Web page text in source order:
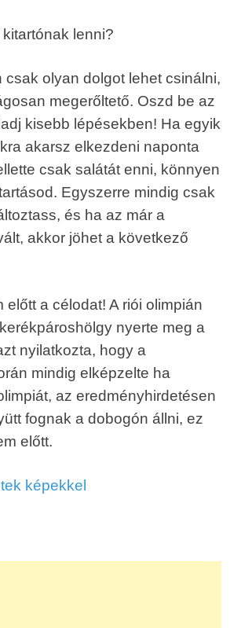
lenni?
csak olyan dolgot lehet csinálni,
megerőltető. Oszd be az
kisebb lépésekben! Ha egyik
akarsz elkezdeni naponta
csak salátát enni, könnyen
Egyszerre mindig csak
és ha az már a
akkor jöhet a következő
előtt a célodat! A riói olimpián
nyerte meg a
nyilatkozta, hogy a
mindig elképzelte ha
az eredményhirdetésen
fognak a dobogón állni, ez
előtt.
képekkel